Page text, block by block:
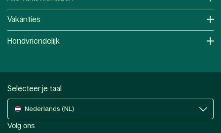
Vakanties
Hondvriendelijk
Selecteer je taal
Nederlands (NL)
Volg ons